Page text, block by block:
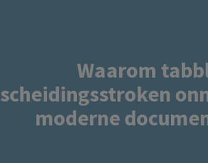
Waarom
scheidingsstroken
moderne